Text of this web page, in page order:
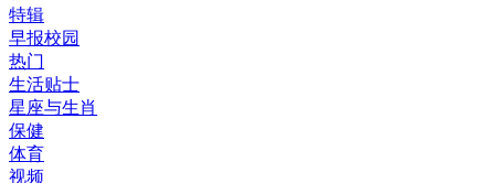
特辑
早报校园
热门
生活贴士
星座与生肖
保健
体育
视频